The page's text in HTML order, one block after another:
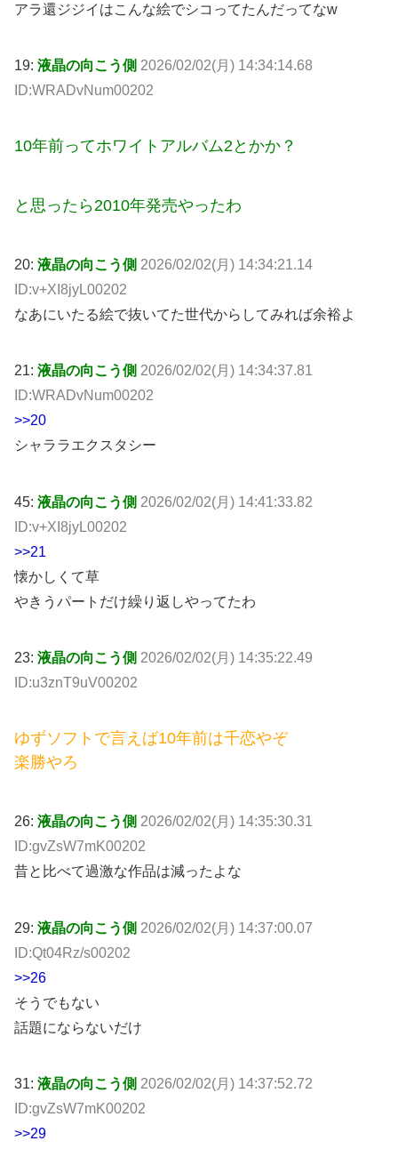
アラ還ジジイはこんな絵でシコってたんだってなw
19: 液晶の向こう側 2026/02/02(月) 14:34:14.68
ID:WRADvNum00202
10年前ってホワイトアルバム2とかか？
と思ったら2010年発売やったわ
20: 液晶の向こう側 2026/02/02(月) 14:34:21.14
ID:v+XI8jyL00202
なあにいたる絵で抜いてた世代からしてみれば余裕よ
21: 液晶の向こう側 2026/02/02(月) 14:34:37.81
ID:WRADvNum00202
>>20
シャララエクスタシー
45: 液晶の向こう側 2026/02/02(月) 14:41:33.82
ID:v+XI8jyL00202
>>21
懐かしくて草
やきうパートだけ繰り返しやってたわ
23: 液晶の向こう側 2026/02/02(月) 14:35:22.49
ID:u3znT9uV00202
ゆずソフトで言えば10年前は千恋やぞ
楽勝やろ
26: 液晶の向こう側 2026/02/02(月) 14:35:30.31
ID:gvZsW7mK00202
昔と比べて過激な作品は減ったよな
29: 液晶の向こう側 2026/02/02(月) 14:37:00.07
ID:Qt04Rz/s00202
>>26
そうでもない
話題にならないだけ
31: 液晶の向こう側 2026/02/02(月) 14:37:52.72
ID:gvZsW7mK00202
>>29